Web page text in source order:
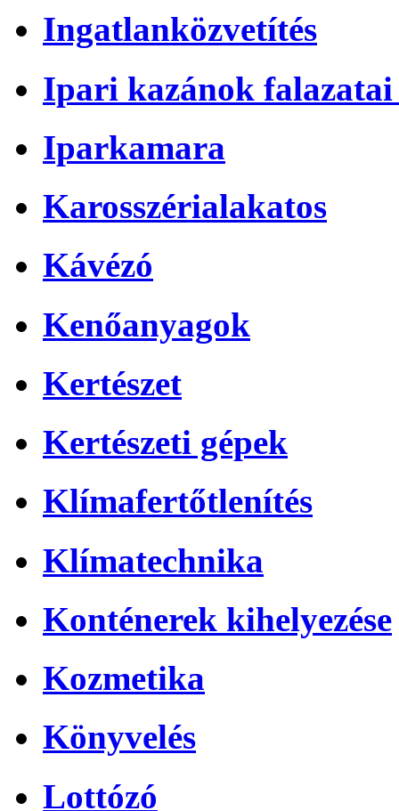
Ingatlanközvetítés
Ipari kazánok falazatai
Iparkamara
Karosszérialakatos
Kávézó
Kenőanyagok
Kertészet
Kertészeti gépek
Klímafertőtlenítés
Klímatechnika
Konténerek kihelyezése
Kozmetika
Könyvelés
Lottózó